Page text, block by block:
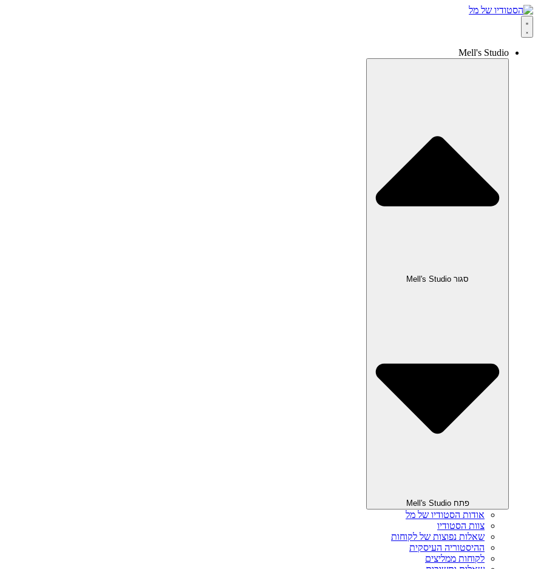
Mell's Studio
סגור Mell's Studio
פתח Mell's Studio
אודות הסטודיו של מל
צוות הסטודיו
שאלות נפוצות של לקוחות
ההיסטוריה העיסקית
לקוחות ממליצים